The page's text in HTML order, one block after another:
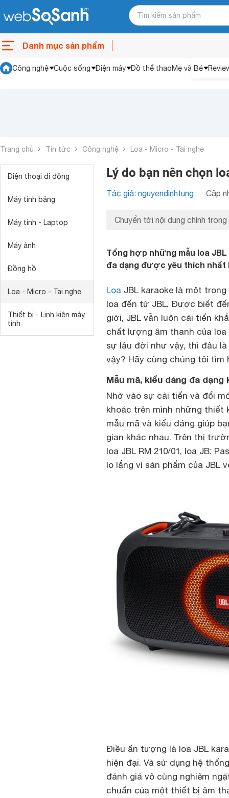
Danh mục sản phẩm
Công nghệ Cuộc sống Điện máy Đồ thể thaoMẹ và Bé
Trang chủ Tin tức Công nghệ Loa - Micro - Tai nghe
Điện thoại di động
Máy tính bảng
Máy tính - Laptop
Máy ảnh
Đồng hồ
Loa - Micro - Tai nghe
Thiết bị - Linh kiện máy
tính
Lý do bạn nên chọn
Tác giả: nguyendinhtung Cập
Chuyển tới nội dung chính trong
Tổng hợp những mẫu loa
đa dạng được yêu thích nhất
Loa JBL karaoke là một
loa đến từ JBL. Được biết
giới, JBL vẫn luôn cải tiến
chất lượng âm thanh của
sự lâu đời như vậy, thì đâu
vậy? Hãy cùng chúng tôi tìm
Mẫu mã, kiểu dáng đa
Nhờ vào sự cải tiến và đổi
khoác trên mình những thiết
mẫu mã và kiểu dáng giúp
gian khác nhau. Trên thị
loa JBL RM 210/01, loa JB:
lo lắng vì sản phẩm của JBL
Điều ấn tượng là loa JBL
hiện đại. Và sử dụng hệ
đánh giá vô cùng nghiêm
chuẩn của một thiết bị âm